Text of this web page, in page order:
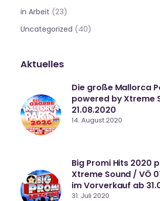
in Arbeit (23)
Uncategorized (40)
Aktuelles
Die große Mallorca
powered by Xtreme
21.08.2020
14. August 2020
Big Promi Hits 2020
Xtreme Sound / VÖ
im Vorverkauf ab
31. Juli 2020